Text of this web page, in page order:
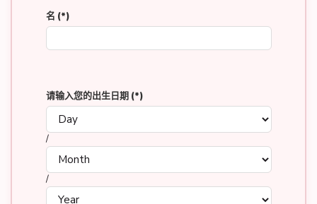
名 (*)
请输入您的出生日期 (*)
/
/